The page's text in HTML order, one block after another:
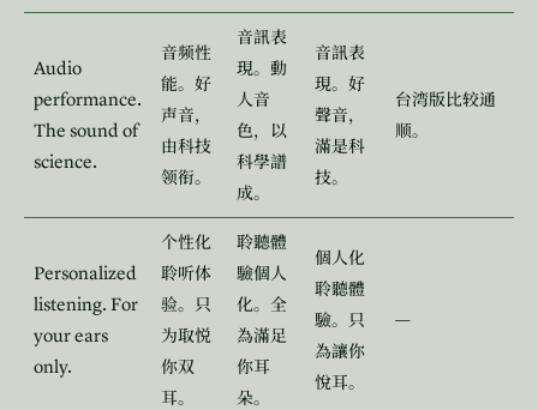
Audio
performance.
The sound of
science.
音频性
能。好
声音，
由科技
领衔。
音訊表
現。動
人音
色，以
科學譜
成。
音訊表
現。好
聲音，
滿是科
技。
台湾版比较通
顺。
Personalized
listening. For
your ears
only.
个性化
聆听体
验。只
为取悦
你双
耳。
聆聽體
驗個人
化。全
為滿足
你耳
朵。
個人化
聆聽體
驗。只
為讓你
悅耳。
—